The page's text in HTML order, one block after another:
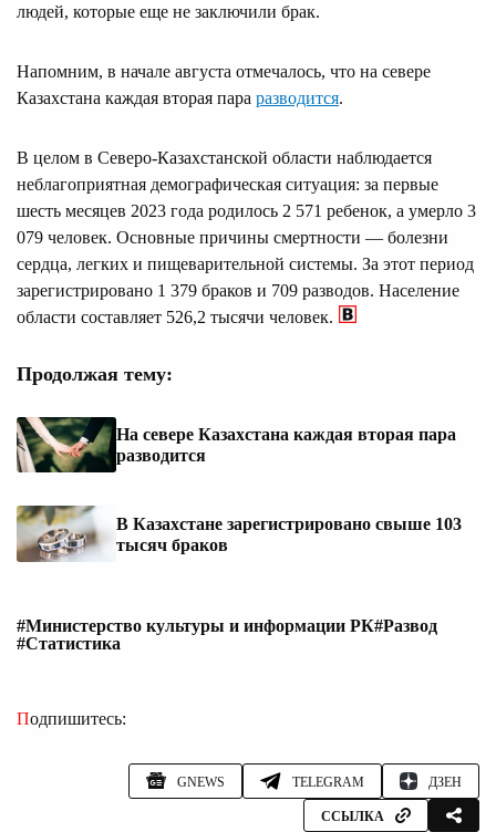
людей, которые еще не заключили брак.
Напомним, в начале августа отмечалось, что на севере
Казахстана каждая вторая пара разводится.
В целом в Северо-Казахстанской области наблюдается
неблагоприятная демографическая ситуация: за первые
шесть месяцев 2023 года родилось 2 571 ребенок, а умерло 3
079 человек. Основные причины смертности — болезни
сердца, легких и пищеварительной системы. За этот период
зарегистрировано 1 379 браков и 709 разводов. Население
области составляет 526,2 тысячи человек.
Продолжая тему:
На севере Казахстана каждая вторая пара
разводится
В Казахстане зарегистрировано свыше 103
тысяч браков
#Министерство культуры и информации РК#Развод
#Статистика
Подпишитесь:
GNEWS TELEGRAM ДЗЕН
ССЫЛКА